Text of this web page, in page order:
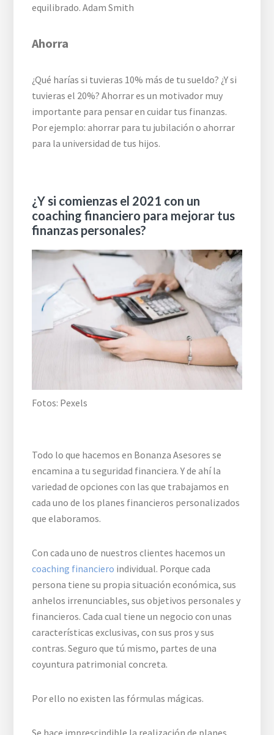
equilibrado. Adam Smith
Ahorra
¿Qué harías si tuvieras 10% más de tu sueldo? ¿Y si
tuvieras el 20%? Ahorrar es un motivador muy
importante para pensar en cuidar tus finanzas.
Por ejemplo: ahorrar para tu jubilación o ahorrar
para la universidad de tus hijos.
¿Y si comienzas el 2021 con un
coaching financiero para mejorar tus
finanzas personales?
Fotos: Pexels
Todo lo que hacemos en Bonanza Asesores se
encamina a tu seguridad financiera. Y de ahí la
variedad de opciones con las que trabajamos en
cada uno de los planes financieros personalizados
que elaboramos.
Con cada uno de nuestros clientes hacemos un
coaching financiero individual. Porque cada
persona tiene su propia situación económica, sus
anhelos irrenunciables, sus objetivos personales y
financieros. Cada cual tiene un negocio con unas
características exclusivas, con sus pros y sus
contras. Seguro que tú mismo, partes de una
coyuntura patrimonial concreta.
Por ello no existen las fórmulas mágicas.
Se hace imprescindible la realización de planes